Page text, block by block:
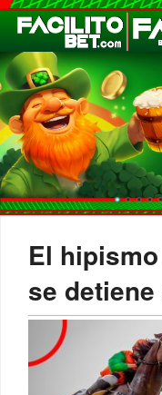
Inicio
Apuestas
Cuentas
El
se